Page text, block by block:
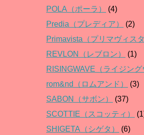
POLA（ポーラ）
(4)
Predia（プレディア）
(2)
Primavista（プリマヴィスタ
REVLON（レブロン）
(1)
RISINGWAVE（ライジング
rom&nd（ロムアンド）
(3)
SABON（サボン）
(37)
SCOTTIE（スコッティ）
SHIGETA（シゲタ）
(6)